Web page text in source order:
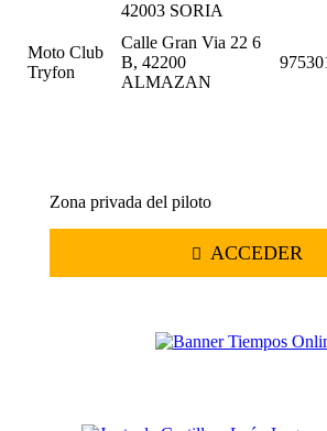
42003 SORIA
Moto Club
Tryfon
Calle Gran Via 22 6
B, 42200
ALMAZAN
Zona privada del piloto
ACCEDER